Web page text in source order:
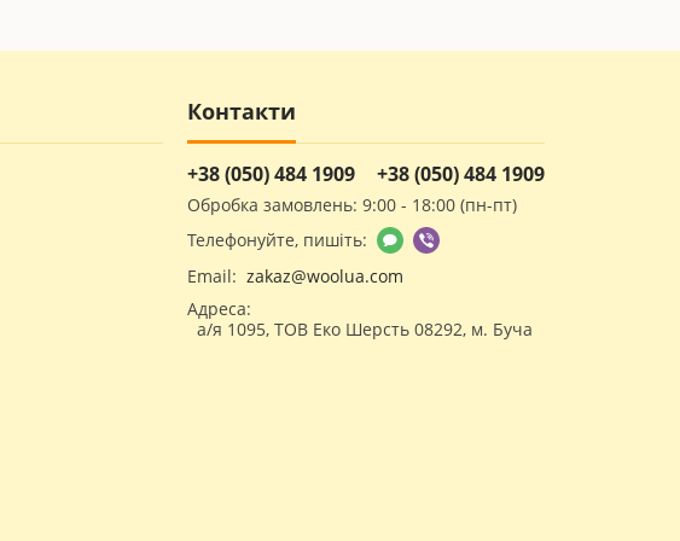
форма дозволить впливати одночасно на область спини, боки
болючість, розслабляються охоплені спазмом м'яза
Контакти
+38 (050) 484 1909 +38 (050) 484 1909
Обробка замовлень: 9:00 - 18:00 (пн-пт)
Телефонуйте, пишіть:
Email: zakaz@woolua.com
Адреса:
а/я 1095, ТОВ Еко Шерсть 08292, м. Буча